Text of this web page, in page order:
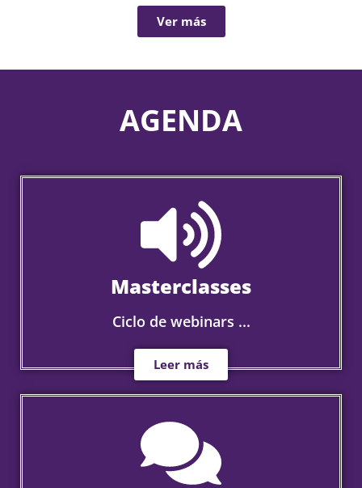
Ver más
AGENDA
Masterclasses
Ciclo de webinars ...
Leer más